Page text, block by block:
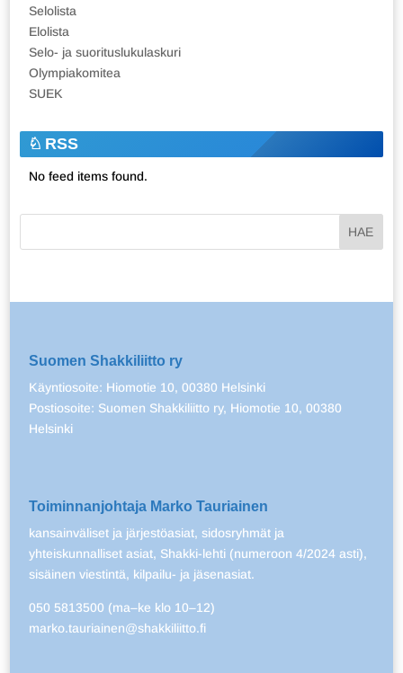
Selolista
Elolista
Selo- ja suorituslukulaskuri
Olympiakomitea
SUEK
RSS
No feed items found.
Suomen Shakkiliitto ry
Käyntiosoite: Hiomotie 10, 00380 Helsinki
Postiosoite: Suomen Shakkiliitto ry, Hiomotie 10, 00380
Helsinki
Toiminnanjohtaja Marko Tauriainen
kansainväliset ja järjestöasiat, sidosryhmät ja
yhteiskunnalliset asiat, Shakki-lehti (numeroon 4/2024 asti),
sisäinen viestintä, kilpailu- ja jäsenasiat.
050 5813500 (ma–ke klo 10–12)
marko.tauriainen@shakkiliitto.fi